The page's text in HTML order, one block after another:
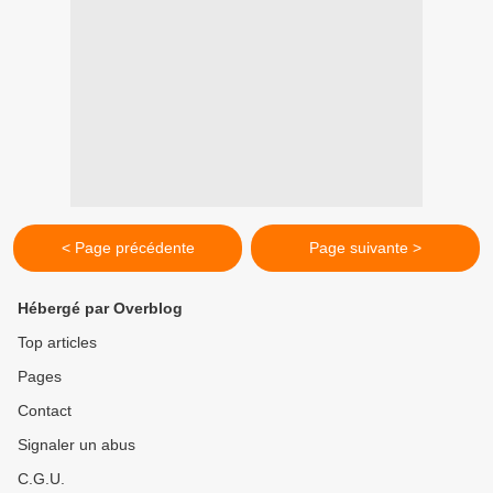
< Page précédente Page suivante >
Hébergé par Overblog
Top articles
Pages
Contact
Signaler un abus
C.G.U.